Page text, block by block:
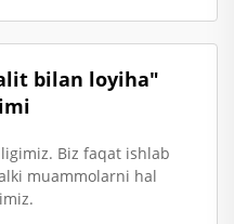
bilan loyiha"
Biz faqat ishlab
muammolarni hal